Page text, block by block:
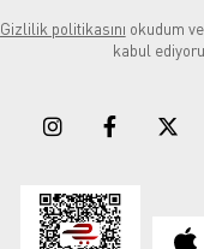
Gizlilik politikasını okudum
kabul